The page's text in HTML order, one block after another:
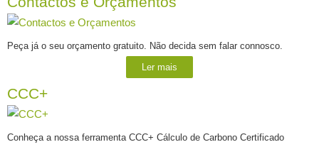
Peça já o seu orçamento gratuito. Não decida sem falar connosco.
Ler mais
CCC+
Conheça a nossa ferramenta CCC+ Cálculo de Carbono Certificado